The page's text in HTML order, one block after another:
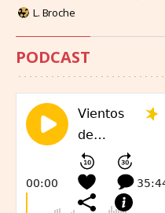
L. Broche
PODCAST